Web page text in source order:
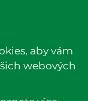
reserved.
aby vám
webových